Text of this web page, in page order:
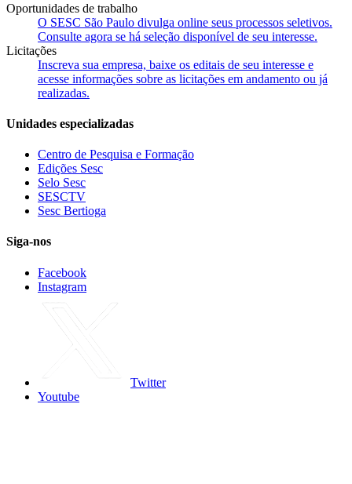
Oportunidades de trabalho
O SESC São Paulo divulga online seus processos seletivos.
Consulte agora se há seleção disponível de seu interesse.
Licitações
Inscreva sua empresa, baixe os editais de seu interesse e
acesse informações sobre as licitações em andamento ou já
realizadas.
Unidades especializadas
Centro de Pesquisa e Formação
Edições Sesc
Selo Sesc
SESCTV
Sesc Bertioga
Siga-nos
Facebook
Instagram
Twitter
Youtube